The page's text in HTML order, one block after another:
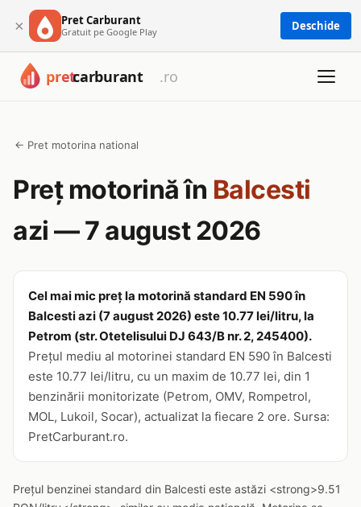
× Pret Carburant
Gratuit pe Google Play Deschide
← Pret motorina national
Preț motorină în Balcesti
azi — 7 august 2026
Cel mai mic preț la motorină standard EN 590 în
Balcesti azi (7 august 2026) este 10.77 lei/litru, la
Petrom (str. Otetelisului DJ 643/B nr. 2, 245400).
Prețul mediu al motorinei standard EN 590 în Balcesti
este 10.77 lei/litru, cu un maxim de 10.77 lei, din 1
benzinării monitorizate (Petrom, OMV, Rompetrol,
MOL, Lukoil, Socar), actualizat la fiecare 2 ore. Sursa:
PretCarburant.ro.
Prețul benzinei standard din Balcesti este astăzi <strong>9.51